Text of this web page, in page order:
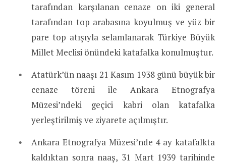
tarafından karşılanan cenaze on iki general
tarafından top arabasına koyulmuş ve yüz bir
pare top atışıyla selamlanarak Türkiye Büyük
Millet Meclisi önündeki katafalka konulmuştur.
Atatürk’ün naaşı 21 Kasım 1938 günü büyük bir
cenaze töreni ile Ankara Etnografya
Müzesi’ndeki geçici kabri olan katafalka
yerleştirilmiş ve ziyarete açılmıştır.
Ankara Etnografya Müzesi’nde 4 ay katafalkta
kaldıktan sonra naaş, 31 Mart 1939 tarihinde